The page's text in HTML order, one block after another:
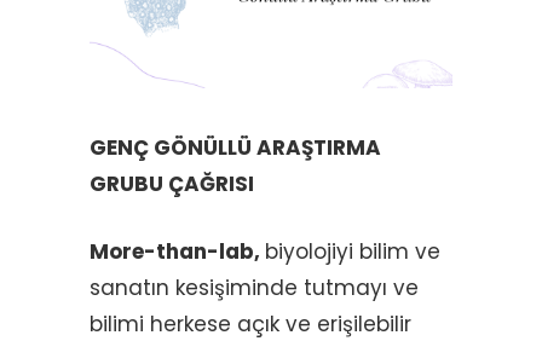
GENÇ GÖNÜLLÜ ARAŞTIRMA
GRUBU ÇAĞRISI
More-than-lab, biyolojiyi bilim ve
sanatın kesişiminde tutmayı ve
bilimi herkese açık ve erişilebilir